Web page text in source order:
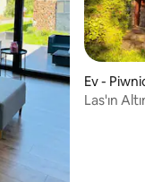
Ev -
Las'ın